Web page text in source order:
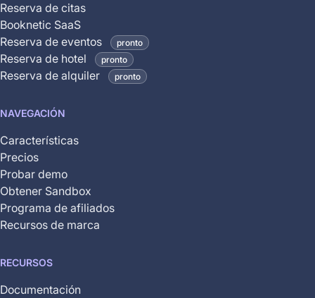
is
coming
soon
and
is
yet
available
Reserva de citas
Booknetic SaaS
Reserva de eventos
pronto
Reserva de hotel pronto
Reserva de alquiler pronto
NAVEGACIÓN
Características
Precios
Probar demo
Obtener Sandbox
Programa de afiliados
Recursos de marca
RECURSOS
Documentación